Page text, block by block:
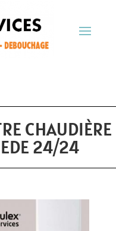
CHAUDIÈRE
24/24